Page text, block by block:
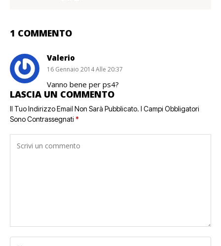
1 COMMENTO
Valerio
16 Gennaio 2014 Alle 20:37
Vanno bene per ps4?
LASCIA UN COMMENTO
Il Tuo Indirizzo Email Non Sarà Pubblicato. I Campi Obbligatori
Sono Contrassegnati *